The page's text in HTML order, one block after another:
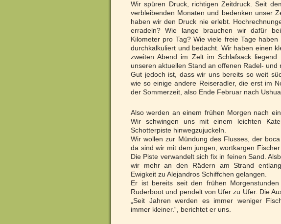
Wir spüren Druck, richtigen Zeitdruck. Seit
verbleibenden Monaten und bedenken unser
haben wir den Druck nie erlebt.
erradeln? Wie lange brauchen wir dafür
Kilometer pro Tag? Wie viele freie Tage
durchkalkuliert und bedacht. Wir haben einen
zweiten Abend im Zelt im Schlafsack liegend
unseren aktuellen Stand an offenen Radel- und
Gut jedoch ist, dass wir uns bereits so weit
wie so einige andere Reiseradler, die erst im
der Sommerzeit, also Ende Februar nach
Also werden an einem frühen Morgen nach
Wir schwingen uns mit einem leichten
Schotterpiste hinwegzujuckeln.
Wir wollen zur Mündung des Flusses, der
da sind wir mit dem jungen, wortkargen Fischer
Die Piste verwandelt sich fix in feinen Sand.
wir mehr an den Rädern am Strand
Ewigkeit zu Alejandros Schiffchen gelangen.
Er ist bereits seit den frühen
Ruderboot und pendelt von Ufer zu Ufer. Die
„Seit Jahren werden es immer weniger
immer kleiner.“, berichtet er uns.